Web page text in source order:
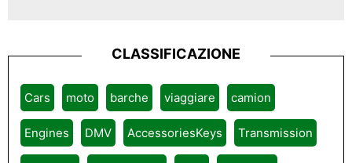
CLASSIFICAZIONE
Cars moto barche viaggiare camion
Engines DMV AccessoriesKeys Transmission